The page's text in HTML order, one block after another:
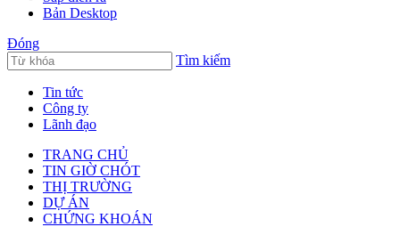
Bản Desktop
Đóng
Tìm kiếm
Tin tức
Công ty
Lãnh đạo
TRANG CHỦ
TIN GIỜ CHÓT
THỊ TRƯỜNG
DỰ ÁN
CHỨNG KHOÁN